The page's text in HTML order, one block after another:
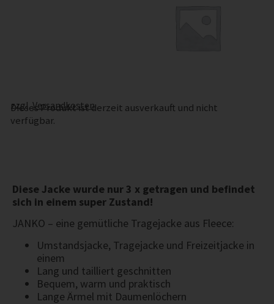
zzgl.Versandkosten
Dieses Produkt ist derzeit ausverkauft und nicht
verfügbar.
Diese Jacke wurde nur 3 x getragen und befindet
sich in einem super Zustand!
JANKO – eine gemütliche Tragejacke aus Fleece:
Umstandsjacke, Tragejacke und Freizeitjacke in
einem
Lang und tailliert geschnitten
Bequem, warm und praktisch
Lange Ärmel mit Daumenlöchern